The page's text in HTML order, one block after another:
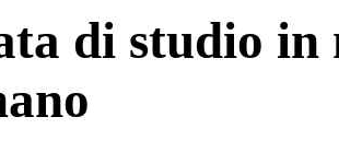
di studio